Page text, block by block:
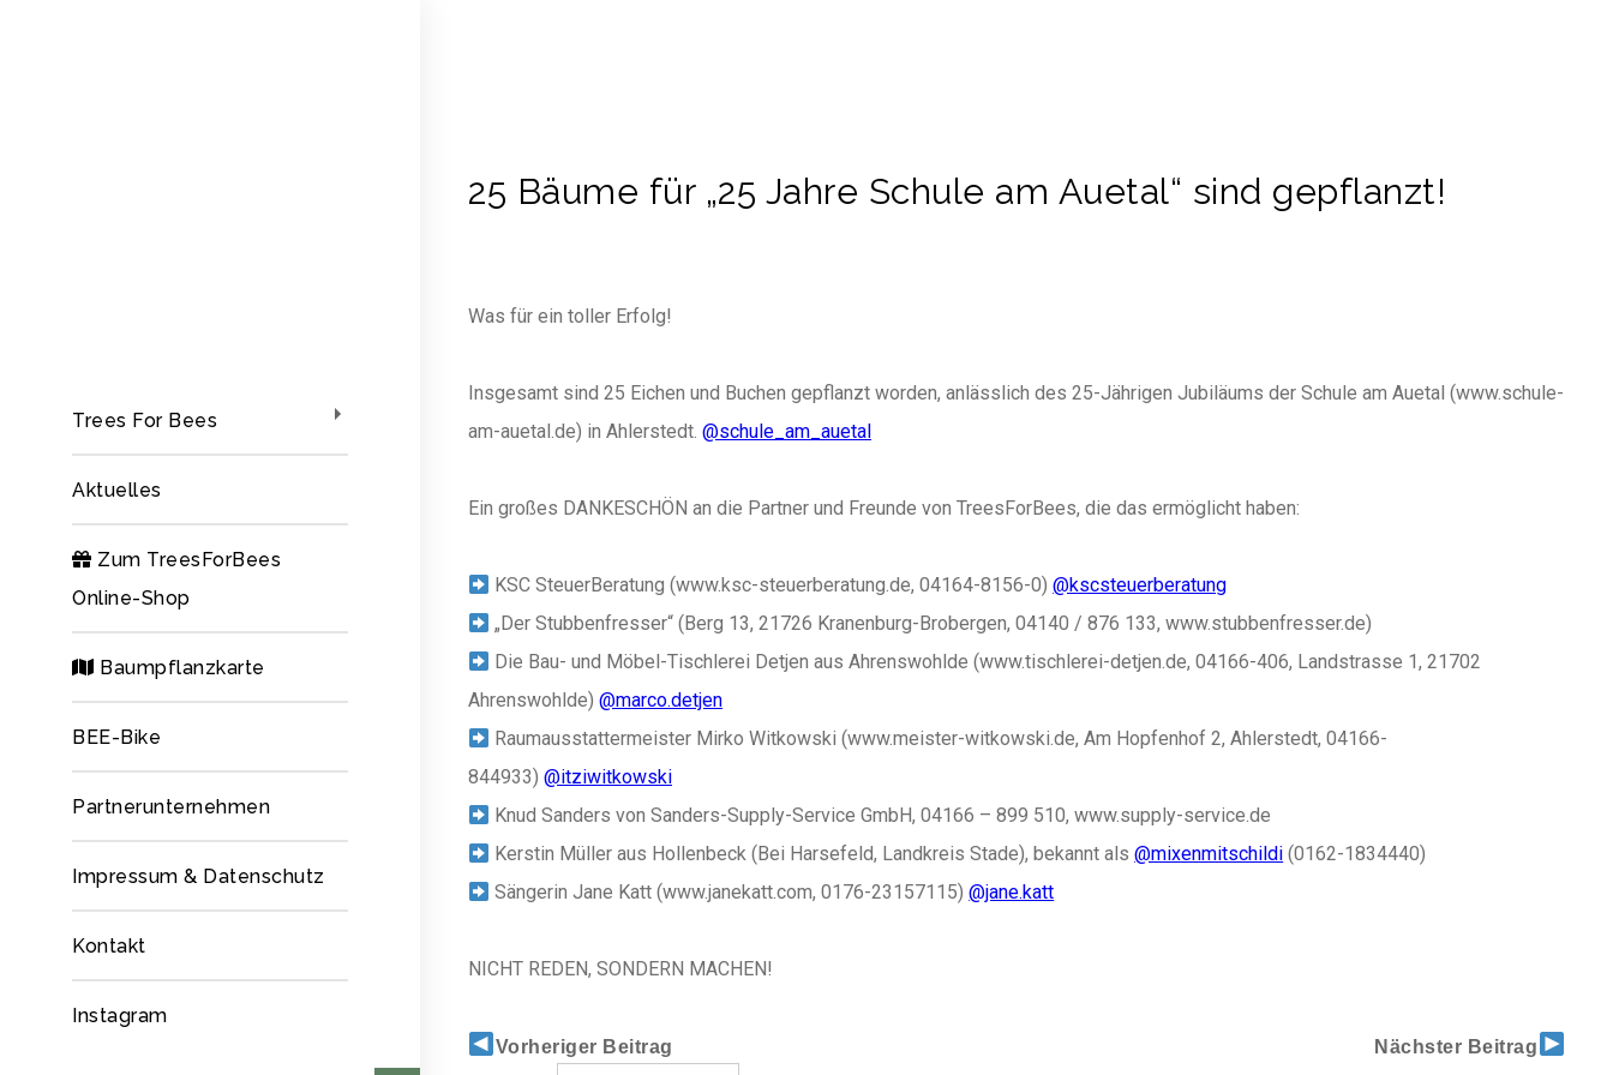
Trees For Bees
Aktuelles
Zum TreesForBees
Online-Shop
Baumpflanzkarte
BEE-Bike
Partnerunternehmen
Impressum & Datenschutz
Kontakt
Instagram
25 Bäume für „25 Jahre Schule am Auetal“ sind gepflanzt!
Was für ein toller Erfolg!
Insgesamt sind 25 Eichen und Buchen gepflanzt worden, anlässlich des 25-Jährigen Jubiläums der Schule am Auetal (www.schule-
am-auetal.de) in Ahlerstedt. @schule_am_auetal
Ein großes DANKESCHÖN an die Partner und Freunde von TreesForBees, die das ermöglicht haben:
KSC SteuerBeratung (www.ksc-steuerberatung.de, 04164-8156-0)@kscsteuerberatung
„Der Stubbenfresser“ (Berg 13, 21726 Kranenburg-Brobergen, 04140 / 876 133, www.stubbenfresser.de)
Die Bau- und Möbel-Tischlerei Detjen aus Ahrenswohlde (www.tischlerei-detjen.de, 04166-406, Landstrasse 1, 21702
Ahrenswohlde) @marco.detjen
Raumausstattermeister Mirko Witkowski (www.meister-witkowski.de, Am Hopfenhof 2, Ahlerstedt, 04166-
844933) @itziwitkowski
Knud Sanders von Sanders-Supply-Service GmbH, 04166 – 899 510, www.supply-service.de
Kerstin Müller aus Hollenbeck (Bei Harsefeld, Landkreis Stade), bekannt als@mixenmitschildi (0162-1834440)
Sängerin Jane Katt (www.janekatt.com, 0176-23157115)@jane.katt
NICHT REDEN, SONDERN MACHEN!
Vorheriger Beitrag Nächster Beitrag